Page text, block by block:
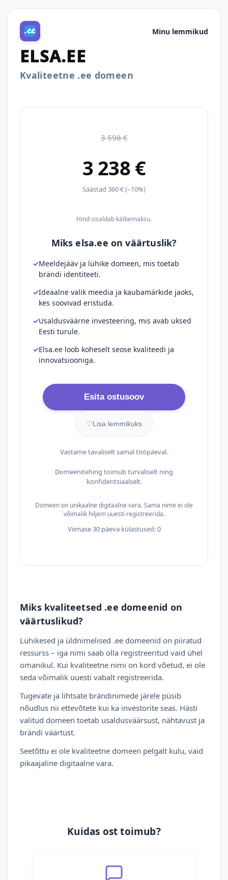
Minu lemmikud
ELSA.EE
Kvaliteetne .ee domeen
3 598 €
3 238 €
Säästad 360 € (–10%)
Hind sisaldab käibemaksu.
Miks elsa.ee on väärtuslik?
Meeldejääv ja lühike domeen, mis toetab
brändi identiteeti.
Ideaalne valik meedia ja kaubamärkide jaoks,
kes soovivad eristuda.
Usaldusväärne investeering, mis avab uksed
Eesti turule.
Elsa.ee loob koheselt seose kvaliteedi ja
innovatsiooniga.
Esita ostusoov
♡Lisa lemmikuks
Vastame tavaliselt samal tööpäeval.
Domeenitehing toimub turvaliselt ning
konfidentsiaalselt.
Domeen on unikaalne digitaalne vara. Sama nime ei ole
võimalik hiljem uuesti registreerida.
Viimase 30 päeva külastused: 0
Miks kvaliteetsed .ee domeenid on
väärtuslikud?
Lühikesed ja üldnimelised .ee domeenid on piiratud
ressurss – iga nimi saab olla registreeritud vaid ühel
omanikul. Kui kvaliteetne nimi on kord võetud, ei ole
seda võimalik uuesti vabalt registreerida.
Tugevate ja lihtsate brändinimede järele püsib
nõudlus nii ettevõtete kui ka investorite seas. Hästi
valitud domeen toetab usaldusväärsust, nähtavust ja
brändi väärtust.
Seetõttu ei ole kvaliteetne domeen pelgalt kulu, vaid
pikaajaline digitaalne vara.
Kuidas ost toimub?